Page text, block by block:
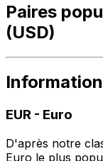
Paires
(USD)
EUR - Euro
D'après notre
Euro le plus